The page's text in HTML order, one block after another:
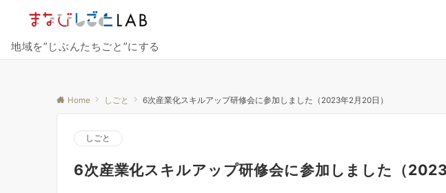
地域を”じぶんたちごと”にする
Home しごと 6次産業化スキルアップ研修会に参加しました（2023年2月20日）
しごと
6次産業化スキルアップ研修会に参加しました（